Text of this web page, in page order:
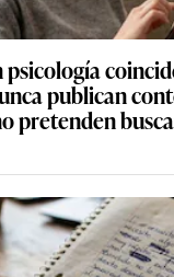
publican
pretenden